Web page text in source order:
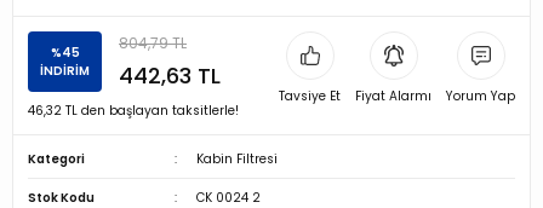
%45
İNDİRİM
804,79 TL
442,63 TL
46,32 TL den başlayan taksitlerle!
Tavsiye Et Fiyat Alarmı Yorum Yap
Kategori Kabin Filtresi
Stok Kodu CK 0024 2